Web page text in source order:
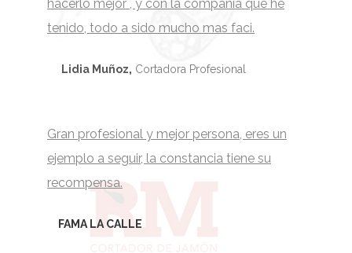
hacerlo mejor , y con la compañia que he
tenido, todo a sido mucho mas faci.
Lidia Muñoz, Cortadora Profesional
Gran profesional y mejor persona, eres un
ejemplo a seguir, la constancia tiene su
recompensa.
FAMA LA CALLE